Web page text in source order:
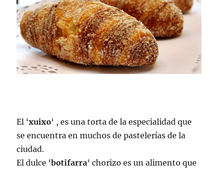
El ‘xuixo‘ , es una torta de la especialidad que
se encuentra en muchos de pastelerías de la
ciudad.
El dulce ‘botifarra‘ chorizo es un alimento que